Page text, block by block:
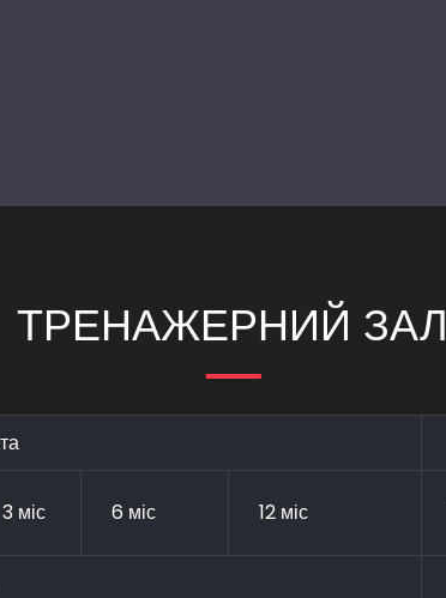
ТРЕНАЖЕРНИЙ ЗАЛ
3 міс 6 міс 12 міс